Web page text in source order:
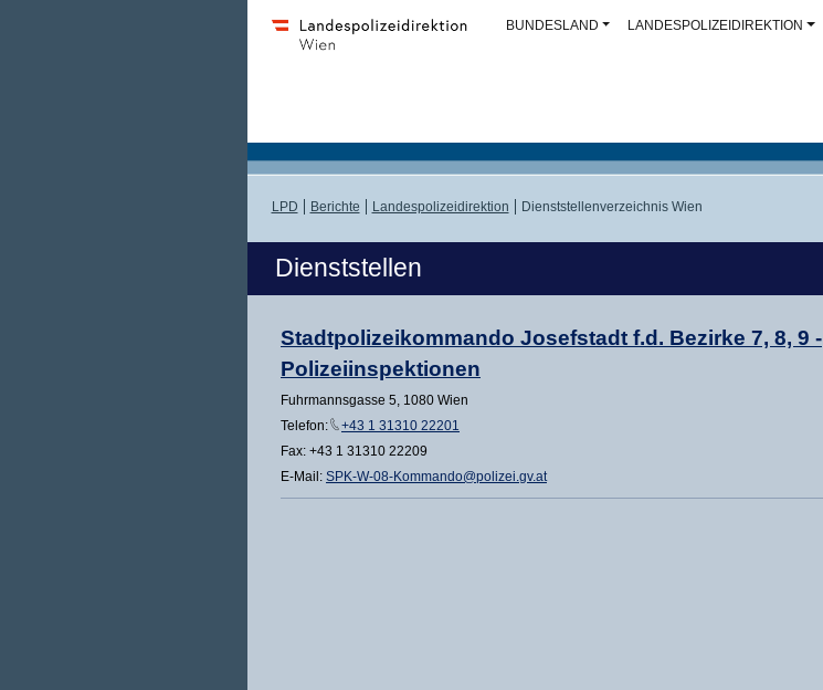
BUNDESLAND LANDESPOLIZEIDIREKTION
LPD Berichte Landespolizeidirektion Dienststellenverzeichnis Wien
Dienststellen
Stadtpolizeikommando Josefstadt f.d. Bezirke 7, 8, 9 -
Polizeiinspektionen
Fuhrmannsgasse 5, 1080 Wien
Telefon:
+43 1 31310 22201
Fax: +43 1 31310 22209
E-Mail: SPK-W-08-Kommando@polizei.gv.at